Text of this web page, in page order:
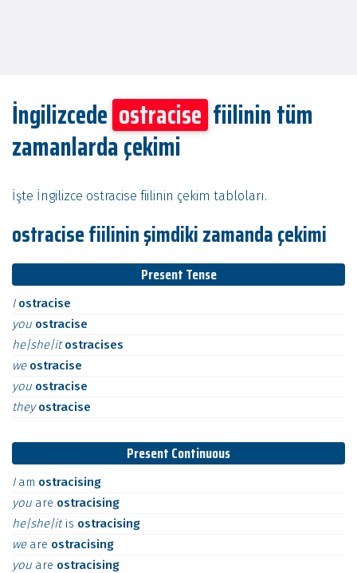
İngilizcede ostracise fiilinin tüm
zamanlarda çekimi
İşte İngilizce ostracise fiilinin çekim tabloları.
ostracise fiilinin şimdiki zamanda çekimi
Present Tense
I ostracise
you ostracise
he|she|itostracises
we ostracise
you ostracise
theyostracise
Present Continuous
I am ostracising
you are ostracising
he|she|itis ostracising
we are ostracising
you are ostracising